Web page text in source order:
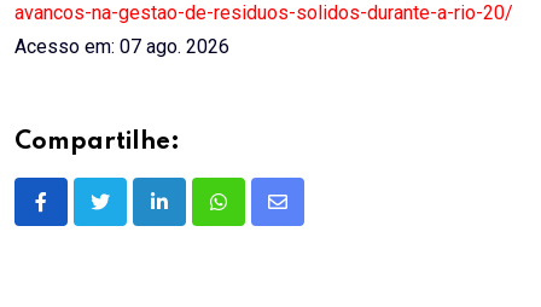
avancos-na-gestao-de-residuos-solidos-durante-a-rio-20/
Acesso em: 07 ago. 2026
Compartilhe:
LinkedInWhatsappShare